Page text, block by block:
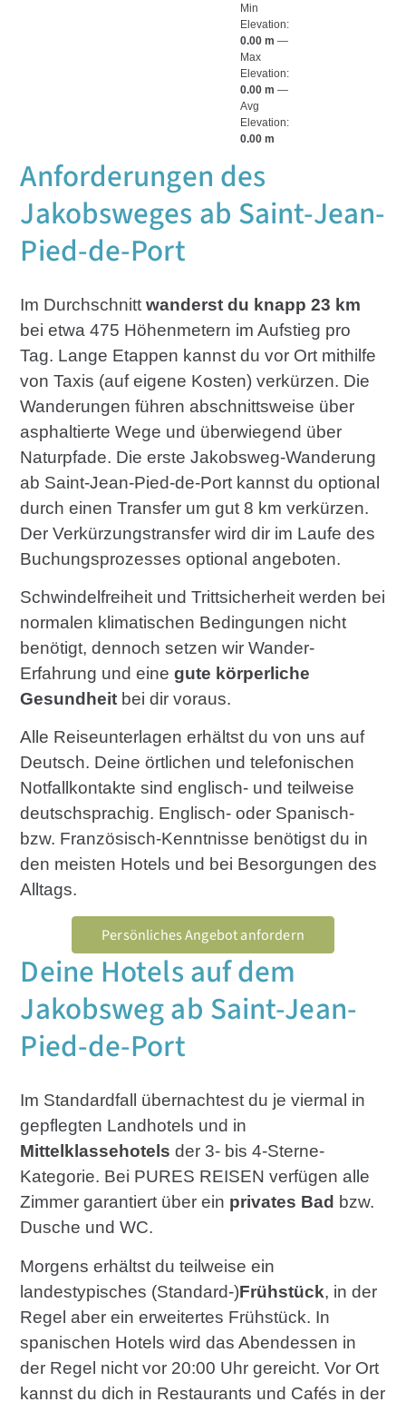
Min
Elevation:
0.00 m
Max
Elevation:
0.00 m
Avg
Elevation:
0.00 m
Anforderungen des
Jakobsweges ab Saint-Jean-
Pied-de-Port
Im Durchschnittwanderst du knapp 23 km
bei etwa 475 Höhenmetern im Aufstieg pro
Tag. Lange Etappen kannst du vor Ort mithilfe
von Taxis (auf eigene Kosten) verkürzen. Die
Wanderungen führen abschnittsweise über
asphaltierte Wege und überwiegend über
Naturpfade. Die erste Jakobsweg-Wanderung
ab Saint-Jean-Pied-de-Port kannst du optional
durch einen Transfer um gut 8 km verkürzen.
Der Verkürzungstransfer wird dir im Laufe des
Buchungsprozesses optional angeboten.
Schwindelfreiheit und Trittsicherheit werden bei
normalen klimatischen Bedingungen nicht
benötigt, dennoch setzen wir Wander-
Erfahrung und einegute körperliche
Gesundheit bei dir voraus.
Alle Reiseunterlagen erhältst du von uns auf
Deutsch. Deine örtlichen und telefonischen
Notfallkontakte sind englisch- und teilweise
deutschsprachig. Englisch- oder Spanisch-
bzw. Französisch-Kenntnisse benötigst du in
den meisten Hotels und bei Besorgungen des
Alltags.
Persönliches Angebot anfordern
Deine Hotels auf dem
Jakobsweg ab Saint-Jean-
Pied-de-Port
Im Standardfall übernachtest du je viermal in
gepflegten Landhotels und in
Mittelklassehotels der 3- bis 4-Sterne-
Kategorie. Bei PURES REISEN verfügen alle
Zimmer garantiert über ein privates Bad bzw.
Dusche und WC.
Morgens erhältst du teilweise ein
landestypisches (Standard-)Frühstück, in der
Regel aber ein erweitertes Frühstück. In
spanischen Hotels wird das Abendessen in
der Regel nicht vor 20:00 Uhr gereicht. Vor Ort
kannst du dich in Restaurants und Cafés in der